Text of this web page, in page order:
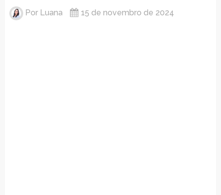
Por Luana 15 de novembro de 2024